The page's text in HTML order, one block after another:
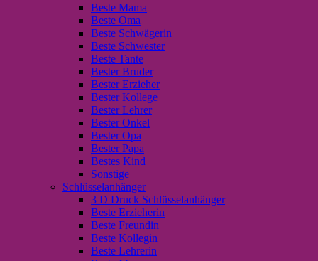
Beste Mama
Beste Oma
Beste Schwägerin
Beste Schwester
Beste Tante
Bester Bruder
Bester Erzieher
Bester Kollege
Bester Lehrer
Bester Onkel
Bester Opa
Bester Papa
Bestes Kind
Sonstige
Schlüsselanhänger
3 D Druck Schlüsselanhänger
Beste Erzieherin
Beste Freundin
Beste Kollegin
Beste Lehrerin